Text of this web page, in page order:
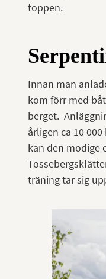
toppen.
Innan man
kom förr med
berget.
årligen ca 10
kan den modige
träning tar sig